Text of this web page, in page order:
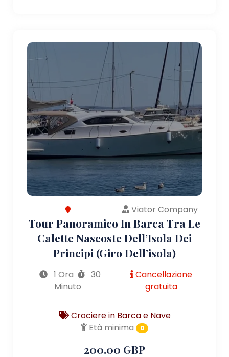
Viator Company
Tour Panoramico In Barca Tra Le
Calette Nascoste Dell’Isola Dei
Principi (giro Dell’isola)
1 Ora
30
Minuto
Cancellazione
gratuita
Crociere in Barca e Nave
Età minima
0
200.00 GBP